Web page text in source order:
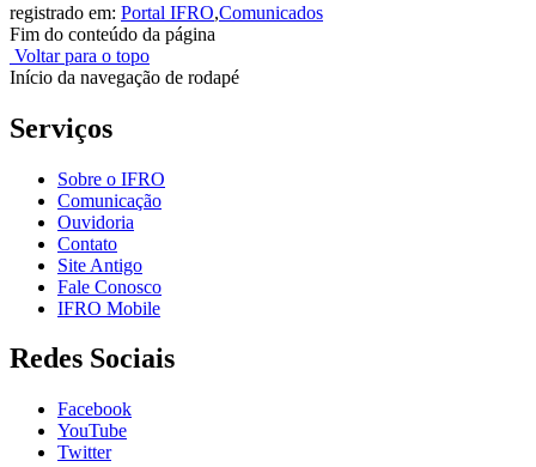
registrado em: Portal IFRO,Comunicados
Fim do conteúdo da página
Voltar para o topo
Início da navegação de rodapé
Serviços
Sobre o IFRO
Comunicação
Ouvidoria
Contato
Site Antigo
Fale Conosco
IFRO Mobile
Redes Sociais
Facebook
YouTube
Twitter